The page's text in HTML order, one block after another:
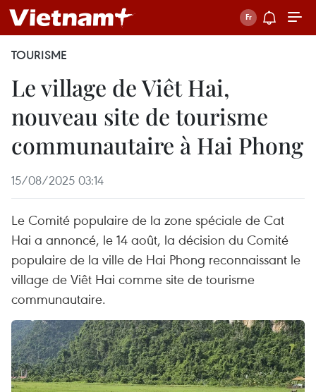
TOURISME
Le village de Viêt Hai,
nouveau site de tourisme
communautaire à Hai Phong
15/08/2025 03:14
Le Comité populaire de la zone spéciale de Cat
Hai a annoncé, le 14 août, la décision du Comité
populaire de la ville de Hai Phong reconnaissant le
village de Viêt Hai comme site de tourisme
communautaire.